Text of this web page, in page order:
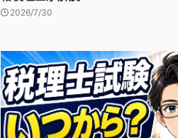
2026/7/30